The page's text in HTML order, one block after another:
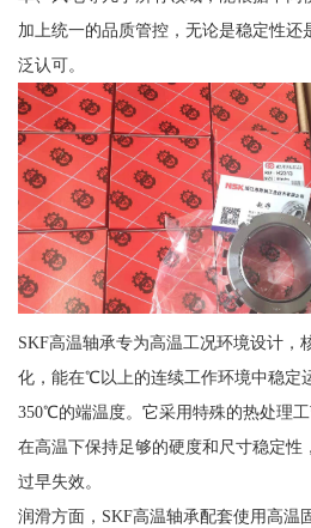
加上统一的品质管控，无论是稳定性还
泛认可。
SKF高温轴承专为高温工况环境设计，
化，能在℃以上的连续工作环境中稳定
350℃的端温度。它采用特殊的热处理
在高温下保持足够的硬度和尺寸稳定性
过早失效。
润滑方面，SKF高温轴承配套使用高温